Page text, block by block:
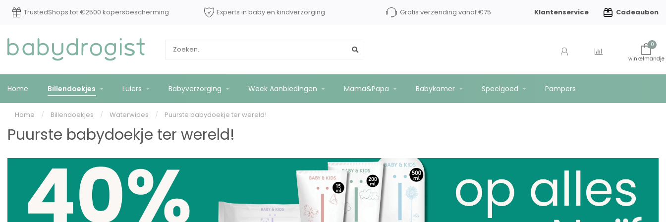
Op werkdagen voor 15:00 besteld? Vandaag
verzonden!* TrustedShops tot €2500 kopersbescherming Experts in baby en kindverzorging Gratis verzending vanaf €75
Klantenservice Cadeaubon
0
Home Billendoekjes Luiers Babyverzorging Week Aanbiedingen Mama&Papa Babykamer Speelgoed Pampers
Home / Billendoekjes / Waterwipes / Puurste babydoekje ter wereld!
Puurste babydoekje ter wereld!